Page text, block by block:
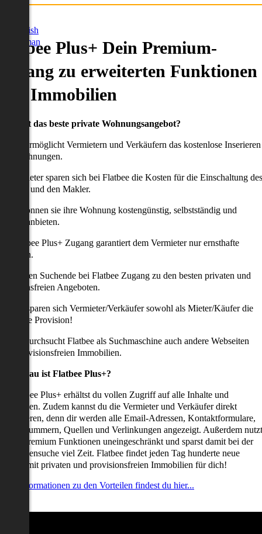
English
German
Plus+ Dein Premium-
zu erweiterten Funktionen
Immobilien
willst das beste private Wohnungsangebot?
ermöglicht Vermietern und Verkäufern das kostenlose Inserieren
Wohnungen.
Anbieter sparen sich bei Flatbee die Kosten für die Einschaltung des
und den Makler.
können sie ihre Wohnung kostengünstig, selbstständig und
anbieten.
Flatbee Plus+ Zugang garantiert dem Vermieter nur ernsthafte
erhalten Suchende bei Flatbee Zugang zu den besten privaten und
Angeboten.
uns sparen sich Vermieter/Verkäufer sowohl als Mieter/Käufer die
Provision!
durchsucht Flatbee als Suchmaschine auch andere Webseiten
provisionsfreien Immobilien.
genau ist Flatbee Plus+?
Flatbee Plus+ erhältst du vollen Zugriff auf alle Inhalte und
Zudem kannst du die Vermieter und Verkäufer direkt
denn dir werden alle Email-Adressen, Kontaktformulare,
Quellen und Verlinkungen angezeigt. Außerdem nutzt
alle Premium Funktionen uneingeschränkt und sparst damit bei der
viel Zeit. Flatbee findet jeden Tag hunderte neue
mit privaten und provisionsfreien Immobilien für dich!
Informationen zu den Vorteilen findest du hier...